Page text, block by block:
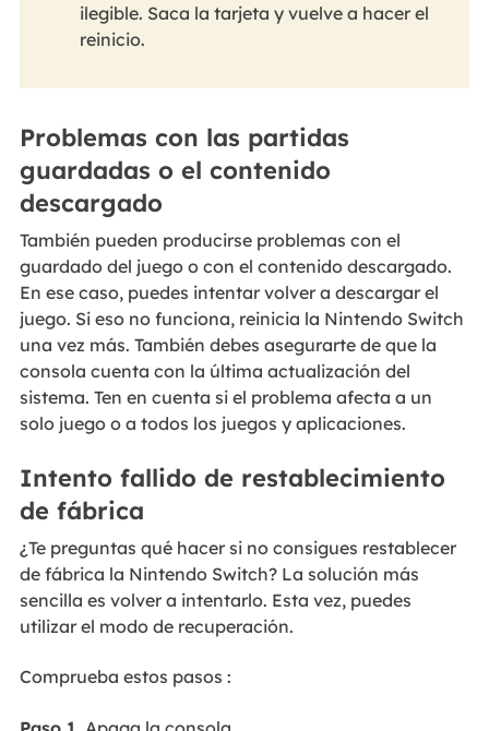
ilegible. Saca la tarjeta y vuelve a hacer el
reinicio.
Problemas con las partidas
guardadas o el contenido
descargado
También pueden producirse problemas con el
guardado del juego o con el contenido descargado.
En ese caso, puedes intentar volver a descargar el
juego. Si eso no funciona, reinicia la Nintendo Switch
una vez más. También debes asegurarte de que la
consola cuenta con la última actualización del
sistema. Ten en cuenta si el problema afecta a un
solo juego o a todos los juegos y aplicaciones.
Intento fallido de restablecimiento
de fábrica
¿Te preguntas qué hacer si no consigues restablecer
de fábrica la Nintendo Switch? La solución más
sencilla es volver a intentarlo. Esta vez, puedes
utilizar el modo de recuperación.
Comprueba estos pasos :